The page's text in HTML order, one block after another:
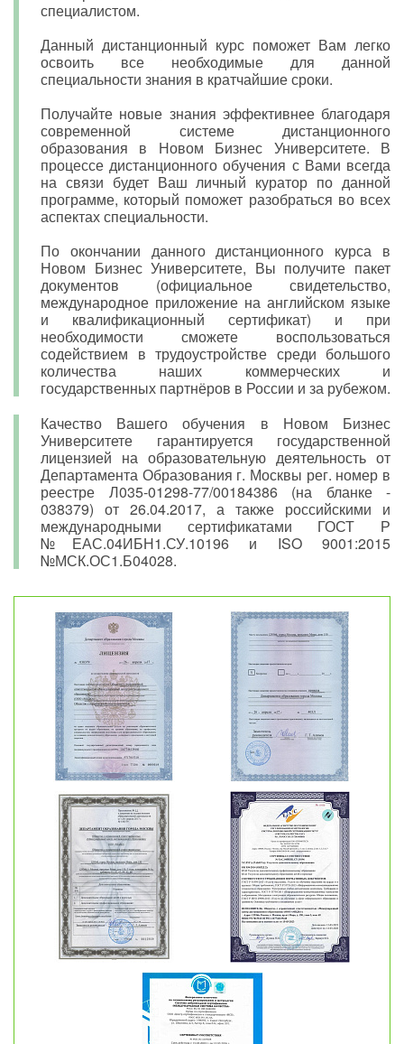
специалистом.
Данный дистанционный курс поможет Вам легко
освоить все необходимые для данной
специальности знания в кратчайшие сроки.
Получайте новые знания эффективнее благодаря
современной системе дистанционного
образования в Новом Бизнес Университете. В
процессе дистанционного обучения с Вами всегда
на связи будет Ваш личный куратор по данной
программе, который поможет разобраться во всех
аспектах специальности.
По окончании данного дистанционного курса в
Новом Бизнес Университете, Вы получите пакет
документов (официальное свидетельство,
международное приложение на английском языке
и квалификационный сертификат) и при
необходимости сможете воспользоваться
содействием в трудоустройстве среди большого
количества наших коммерческих и
государственных партнёров в России и за рубежом.
Качество Вашего обучения в Новом Бизнес
Университете гарантируется государственной
лицензией на образовательную деятельность от
Департамента Образования г. Москвы рег. номер в
реестре Л035-01298-77/00184386 (на бланке -
038379) от 26.04.2017, а также российскими и
международными сертификатами ГОСТ Р
№ЕАС.04ИБН1.СУ.10196 и ISO 9001:2015
№МСК.ОС1.Б04028.